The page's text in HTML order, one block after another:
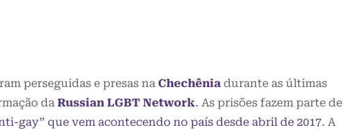
perseguidas e presas na Chechênia durante as últimas
da Russian LGBT Network. As prisões fazem parte de
gay” que vem acontecendo no país desde abril de 2017. A